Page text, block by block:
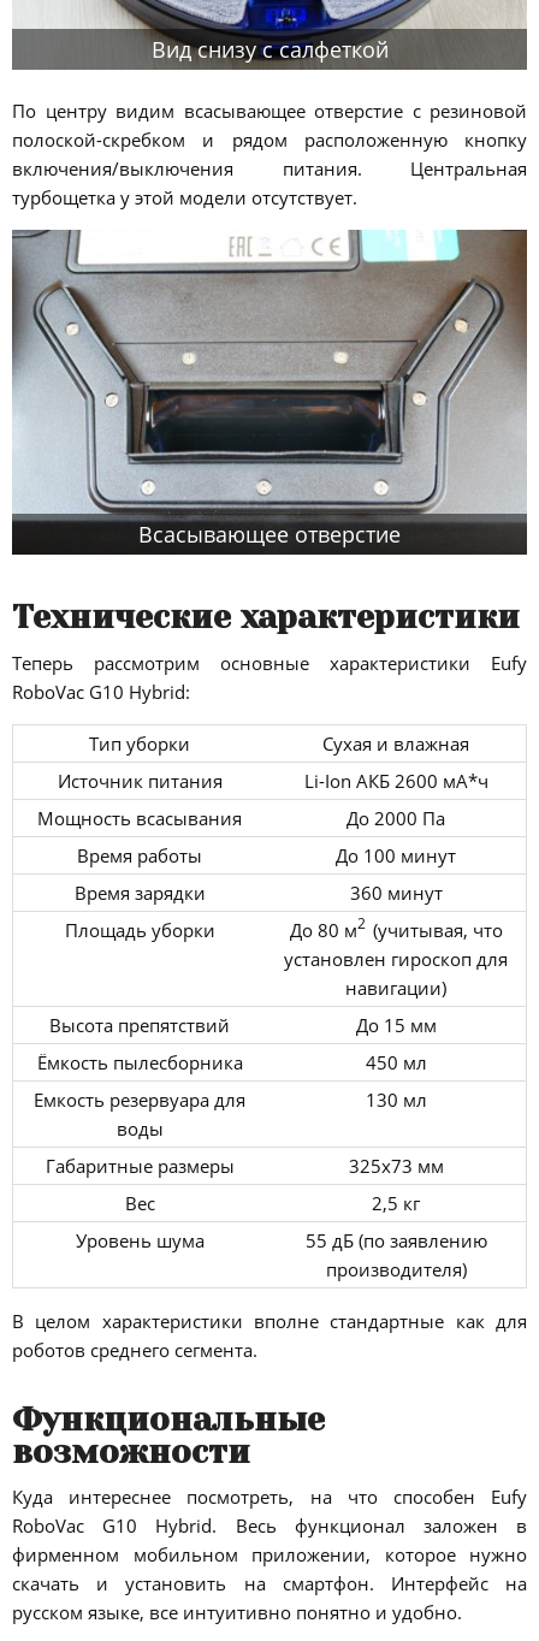
Вид снизу с салфеткой
По центру видим всасывающее отверстие с резиновой
полоской-скребком и рядом расположенную кнопку
включения/выключения питания. Центральная
турбощетка у этой модели отсутствует.
Всасывающее отверстие
Технические характеристики
Теперь рассмотрим основные характеристики Eufy
RoboVac G10 Hybrid:
Тип уборки
Сухая и влажная
Источник питания
Li-Ion АКБ 2600 мА*ч
Мощность всасывания
До 2000 Па
Время работы
До 100 минут
Время зарядки
360 минут
Площадь уборки
До 80 м2 (учитывая, что
установлен гироскоп для
навигации)
Высота препятствий
До 15 мм
Ёмкость пылесборника
450 мл
Емкость резервуара для
воды
130 мл
Габаритные размеры
325х73 мм
Вес
2,5 кг
Уровень шума
55 дБ (по заявлению
производителя)
В целом характеристики вполне стандартные как для
роботов среднего сегмента.
Функциональные
возможности
Куда интереснее посмотреть, на что способен Eufy
RoboVac G10 Hybrid. Весь функционал заложен в
фирменном мобильном приложении, которое нужно
скачать и установить на смартфон. Интерфейс на
русском языке, все интуитивно понятно и удобно.